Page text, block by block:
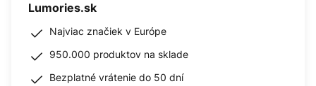
Lumories.sk
Najviac značiek v Európe
950.000 produktov na sklade
Bezplatné vrátenie do 50 dní